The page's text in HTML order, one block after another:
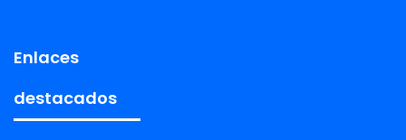
Enlaces
destacados